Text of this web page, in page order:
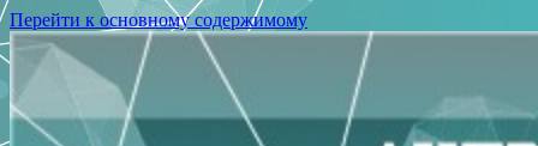
Перейти к основному содержимому